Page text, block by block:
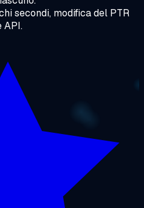
secondi, modifica del PTR
API.